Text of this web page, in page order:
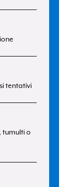
tentativi
tumulti o